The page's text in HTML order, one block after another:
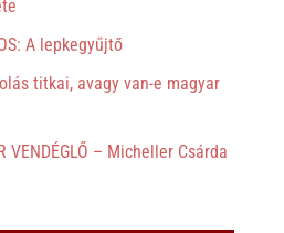
A lepkegyűjtő
titkai, avagy van-e magyar
VENDÉGLŐ – Micheller Csárda